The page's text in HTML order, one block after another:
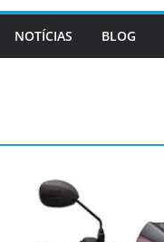
NOTÍCIAS BLOG